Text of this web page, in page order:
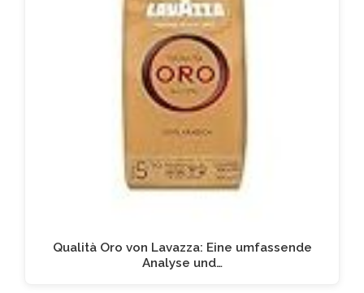
Qualità Oro von Lavazza: Eine umfassende
Analyse und…